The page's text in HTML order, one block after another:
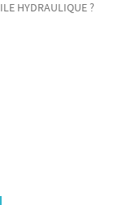
HYDRAULIQUE ?